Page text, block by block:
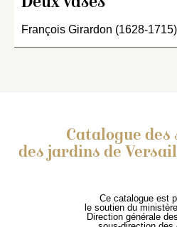
François Girardon (1628-1715)
Catalogue
des jardins de
Ce catalogue est
le soutien du
Direction générale